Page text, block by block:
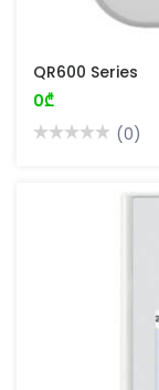
QR600 Series
0₾
(0)